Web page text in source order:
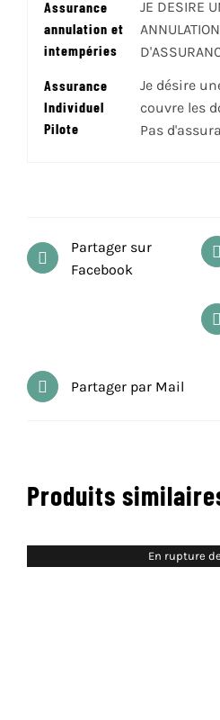
Assurance
annulation et
intempéries
JE DESIRE
Assurance
Individuel
Pilote
Je désire
couvre les
Pas
Partager sur
Facebook
Partager par Mail
Produits
En rupture